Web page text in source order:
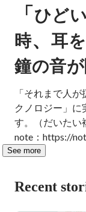
「ひど
時、耳
鐘の音
「それまで人
クノロジー」に
す。（だいたい
note：https://
See more
Recent